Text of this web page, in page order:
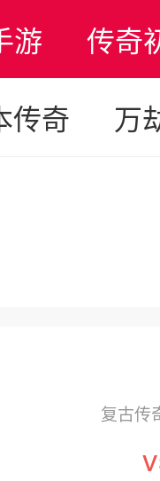
游 传奇
传奇 万
复古传